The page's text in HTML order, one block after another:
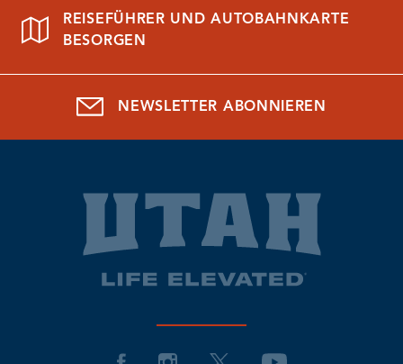
REISEFÜHRER UND AUTOBAHNKARTE
BESORGEN
NEWSLETTER ABONNIEREN